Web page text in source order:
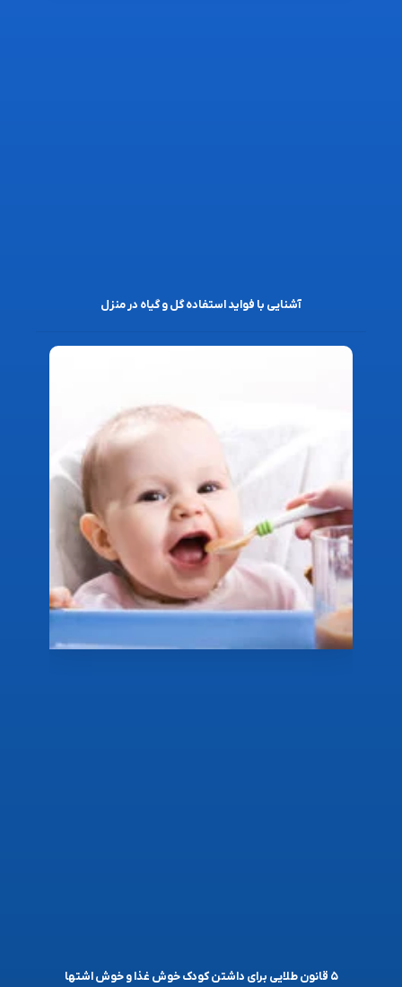
آشنایی با فواید استفاده گل و گیاه در منزل
۵ قانون طلایی برای داشتن کودک خوش غذا و خوش اشتها